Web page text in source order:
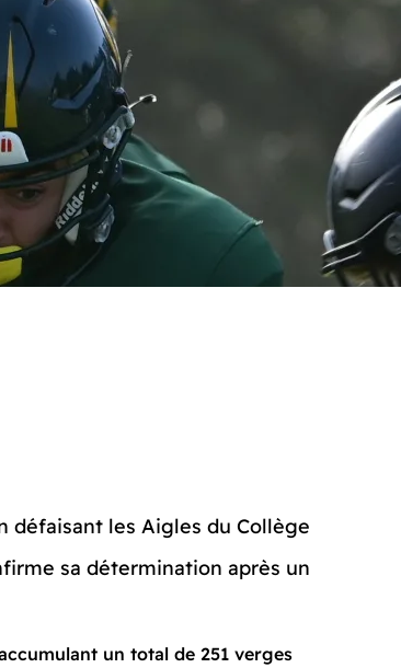
défaisant les Aigles du Collège
sa détermination après un
un total de 251 verges